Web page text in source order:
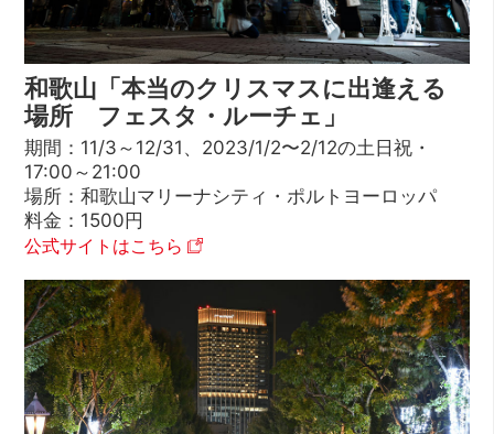
和歌山「本当のクリスマスに出逢える
場所 フェスタ・ルーチェ」
期間：11/3～12/31、2023/1/2〜2/12の土日祝・
17:00～21:00
場所：和歌山マリーナシティ・ポルトヨーロッパ
料金：1500円
公式サイトはこちら